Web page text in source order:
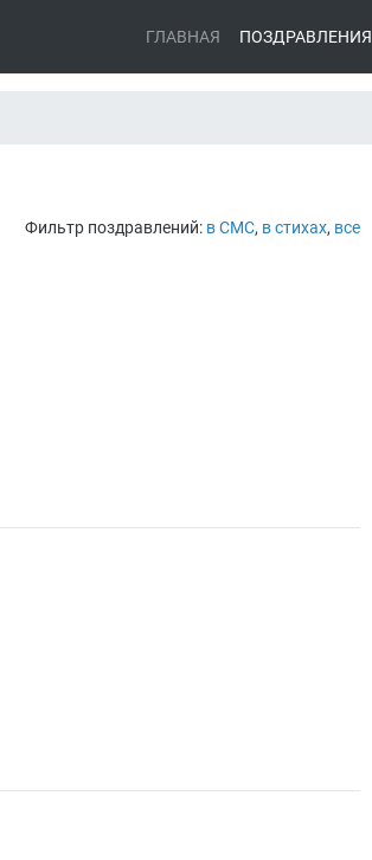
ГЛАВНАЯ ПОЗДРАВЛЕНИЯ
Фильтр поздравлений: в СМС, в стихах, все